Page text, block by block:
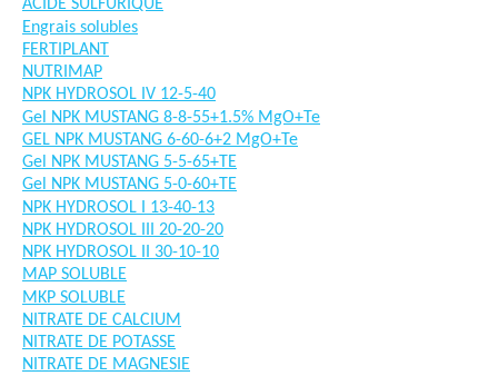
ACIDE SULFURIQUE
Engrais solubles
FERTIPLANT
NUTRIMAP
NPK HYDROSOL IV 12-5-40
Gel NPK MUSTANG 8-8-55+1.5% MgO+Te
GEL NPK MUSTANG 6-60-6+2 MgO+Te
Gel NPK MUSTANG 5-5-65+TE
Gel NPK MUSTANG 5-0-60+TE
NPK HYDROSOL I 13-40-13
NPK HYDROSOL III 20-20-20
NPK HYDROSOL II 30-10-10
MAP SOLUBLE
MKP SOLUBLE
NITRATE DE CALCIUM
NITRATE DE POTASSE
NITRATE DE MAGNESIE